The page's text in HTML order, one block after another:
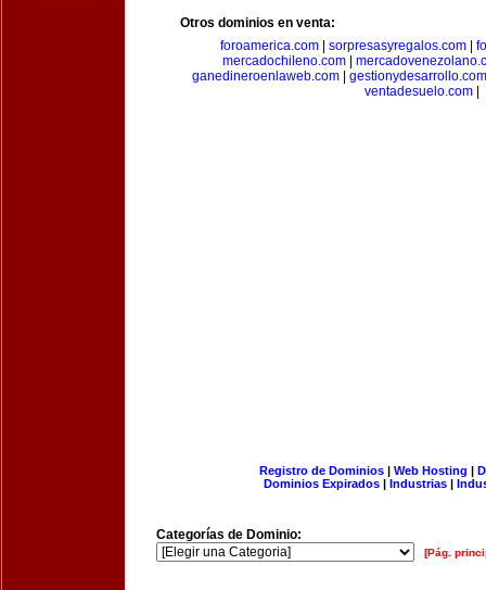
Otros dominios en venta:
foroamerica.com
sorpresasyregalos.com
mercadochileno.com
ganedineroenlaweb.com
gestionydesarrollo.com
ventadesuelo.com
Registro de Dominios| Web Hosting |
Dominios Expirados | Industrias |
Categorías de Dominio:
[Pág.